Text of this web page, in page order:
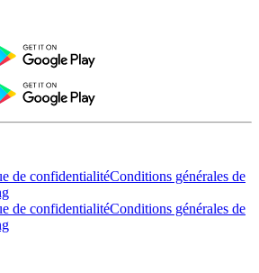
de confidentialitéConditions générales de
de confidentialitéConditions générales de